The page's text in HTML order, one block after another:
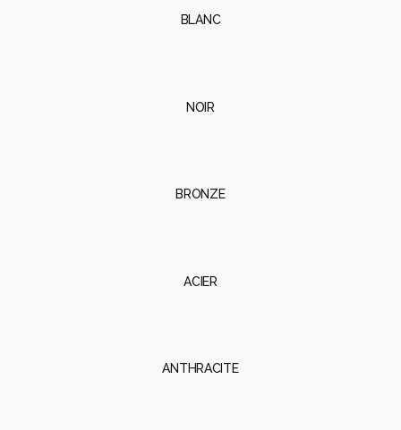
NOIR
BRONZE
ACIER
ANTHRACITE
ROUGE